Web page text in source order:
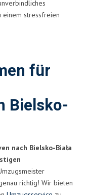
einem stressfreien
für
Bielsko-
nach Bielsko-Biała
richtig! Wir bieten